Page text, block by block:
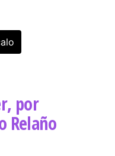
por
Relaño